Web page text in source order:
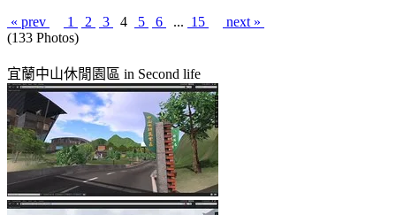
« prev 1 2 3 4 5 6 ... 15
next »
(133 Photos)
宜蘭中山休閒園區 in Second life